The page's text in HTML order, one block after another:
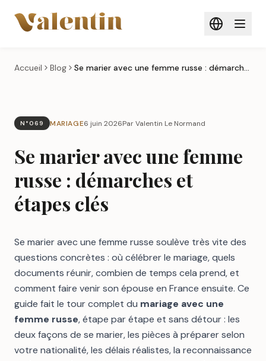
Accueil Blog Se marier avec une femme russe : démarches et étapes clés
N°069 MARIAGE6 juin 2026Par Valentin Le Normand
Se marier avec une femme
russe : démarches et
étapes clés
Se marier avec une femme russe soulève très vite des
questions concrètes : où célébrer le mariage, quels
documents réunir, combien de temps cela prend, et
comment faire venir son épouse en France ensuite. Ce
guide fait le tour complet du mariage avec une
femme russe, étape par étape et sans détour : les
deux façons de se marier, les pièces à préparer selon
votre nationalité, les délais réalistes, la reconnaissance